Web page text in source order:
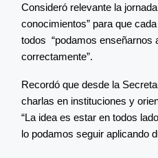
Consideró relevante la
conocimientos” para que
todos “podamos enseñarnos
correctamente”.
Recordó que desde la
charlas en instituciones y
“La idea es estar en todos
lo podamos seguir aplicando